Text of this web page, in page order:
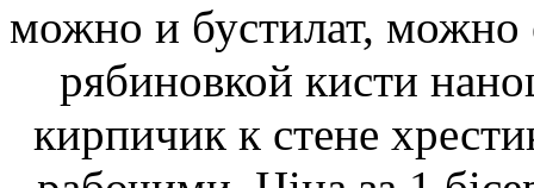
можно и бустилат, можно
рябиновкой кисти
кирпичик к стене